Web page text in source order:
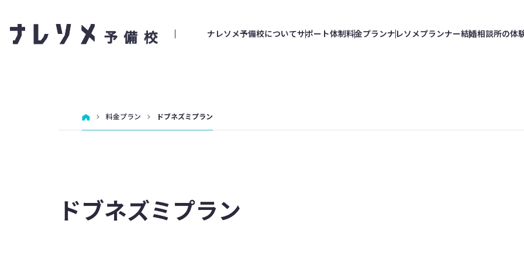
ナレソメ予備校についてサポート体制料金プランナレソメプランナー結婚相談所の体
料金プラン ドブネズミプラン
ドブネズミプラン